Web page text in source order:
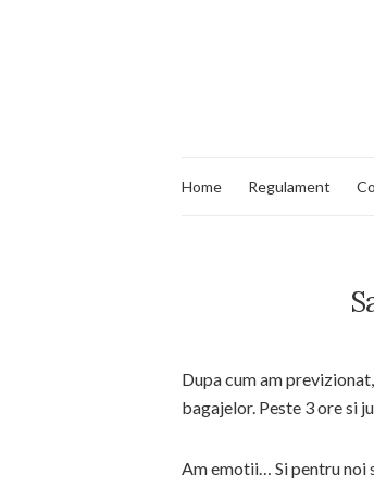
Home Regulament
Dupa cum am
bagajelor. Peste 3 ore si
Am emotii… Si pentru noi